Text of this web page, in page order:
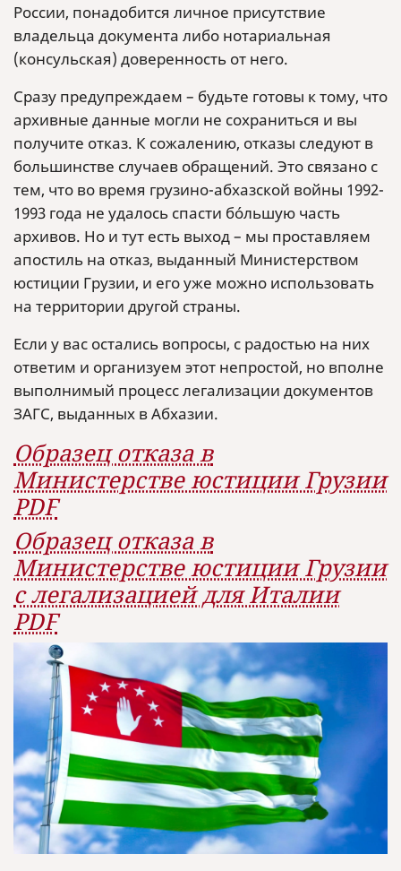
России, понадобится личное присутствие
владельца документа либо нотариальная
(консульская) доверенность от него.
Сразу предупреждаем – будьте готовы к тому, что
архивные данные могли не сохраниться и вы
получите отказ. К сожалению, отказы следуют в
большинстве случаев обращений. Это связано с
тем, что во время грузино-абхазской войны 1992-
1993 года не удалось спасти бóльшую часть
архивов. Но и тут есть выход – мы проставляем
апостиль на отказ, выданный Министерством
юстиции Грузии, и его уже можно использовать
на территории другой страны.
Если у вас остались вопросы, с радостью на них
ответим и организуем этот непростой, но вполне
выполнимый процесс легализации документов
ЗАГС, выданных в Абхазии.
Образец отказа в
Министерстве юстиции Грузии
PDF
Образец отказа в
Министерстве юстиции Грузии
с легализацией для Италии
PDF